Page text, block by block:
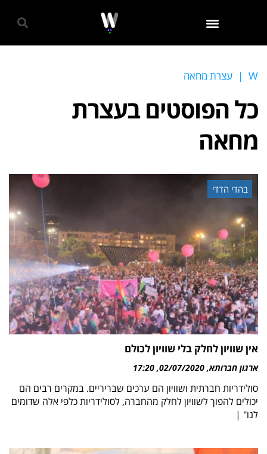
W
| עצרת מחאה
כל הפוסטים בעצרת
מחאה
בהדי הדדי
אין שוויון לחלק בלי שוויון לכולם
ארגון חברותא 02/07/2020
17:20
סולידריות חברתית ושוויון הם ערכים שבריריים. במקרים רבים הם
יכולים להפוך לשוויון לחלק מהחברה, לסולידריות כלפי אלה שדומים
לנו" |